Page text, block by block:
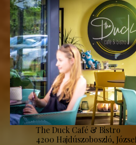
The Duck Café & Bistro
4200 Hajdúszoboszló,